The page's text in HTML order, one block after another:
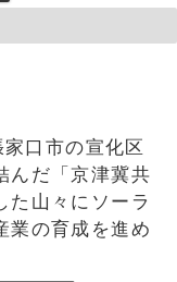
口市の宣化区
んだ「京津冀共
た山々にソーラ
業の育成を進め